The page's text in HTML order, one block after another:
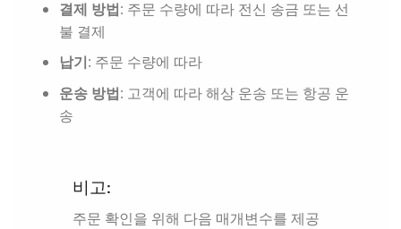
결제 방법: 주문 수량에 따라 전신 송금 또는 선
불 결제
납기: 주문 수량에 따라
운송 방법: 고객에 따라 해상 운송 또는 항공 운
송
비고:
주문 확인을 위해 다음 매개변수를 제공